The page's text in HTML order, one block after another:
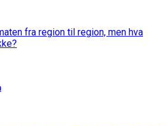
fra region til region, men hva